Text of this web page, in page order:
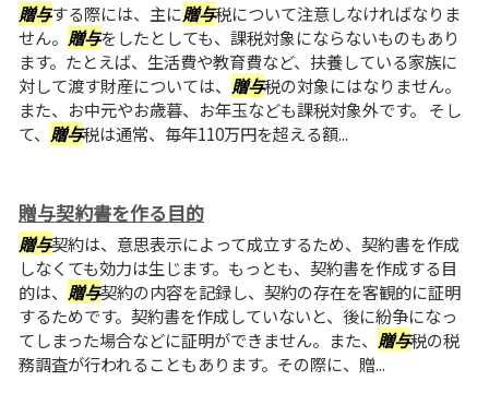
贈与する際には、主に贈与税について注意しなければなりま
せん。 贈与をしたとしても、課税対象にならないものもあり
ます。たとえば、生活費や教育費など、扶養している家族に
対して渡す財産については、 贈与税の対象にはなりません。
また、お中元やお歳暮、お年玉なども課税対象外です。 そし
て、 贈与税は通常、毎年110万円を超える額...
贈与契約書を作る目的
贈与契約は、意思表示によって成立するため、契約書を作成
しなくても効力は生じます。もっとも、契約書を作成する目
的は、 贈与契約の内容を記録し、契約の存在を客観的に証明
するためです。契約書を作成していないと、後に紛争になっ
てしまった場合などに証明ができません。また、 贈与税の税
務調査が行われることもあります。その際に、贈...